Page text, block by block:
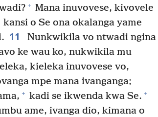
+ Mana inuvovese, kivovele
kansi o Se ona okalanga yame
11
Nunkwikila vo ntwadi ngina
ke wau ko, nukwikila mu
kieleka inuvovese vo,
mpe mana ivanganga;
+ kadi se ikwenda kwa Se. +
ame, ivanga dio, kimana o